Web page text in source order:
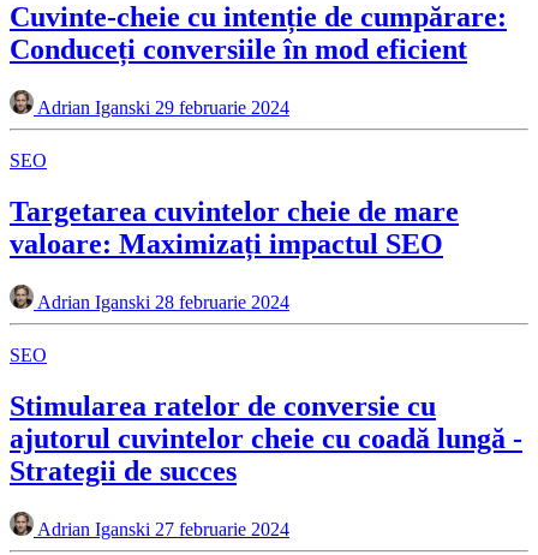
Cuvinte-cheie cu intenție de cumpărare:
Conduceți conversiile în mod eficient
Adrian Iganski 29 februarie 2024
SEO
Targetarea cuvintelor cheie de mare
valoare: Maximizați impactul SEO
Adrian Iganski 28 februarie 2024
SEO
Stimularea ratelor de conversie cu
ajutorul cuvintelor cheie cu coadă lungă -
Strategii de succes
Adrian Iganski 27 februarie 2024